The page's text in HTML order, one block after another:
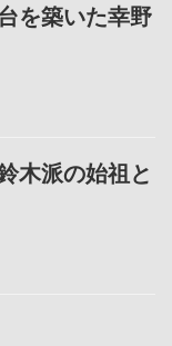
を築いた幸野
木派の始祖と